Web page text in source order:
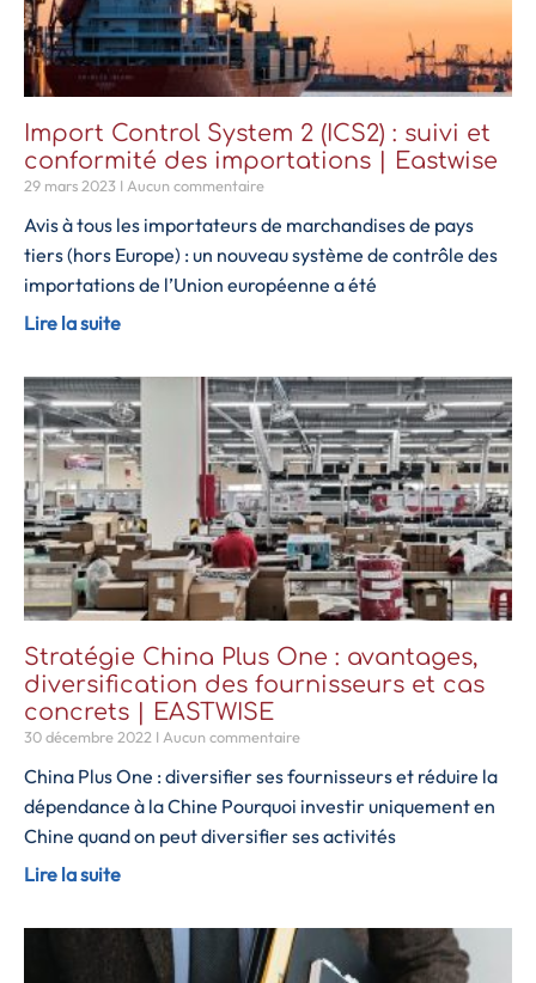
Import Control System 2 (ICS2) : suivi et
conformité des importations | Eastwise
29 mars 2023 Aucun commentaire
Avis à tous les importateurs de marchandises de pays
tiers (hors Europe) : un nouveau système de contrôle des
importations de l’Union européenne a été
Lire la suite
Stratégie China Plus One : avantages,
diversification des fournisseurs et cas
concrets | EASTWISE
30 décembre 2022 Aucun commentaire
China Plus One : diversifier ses fournisseurs et réduire la
dépendance à la Chine Pourquoi investir uniquement en
Chine quand on peut diversifier ses activités
Lire la suite